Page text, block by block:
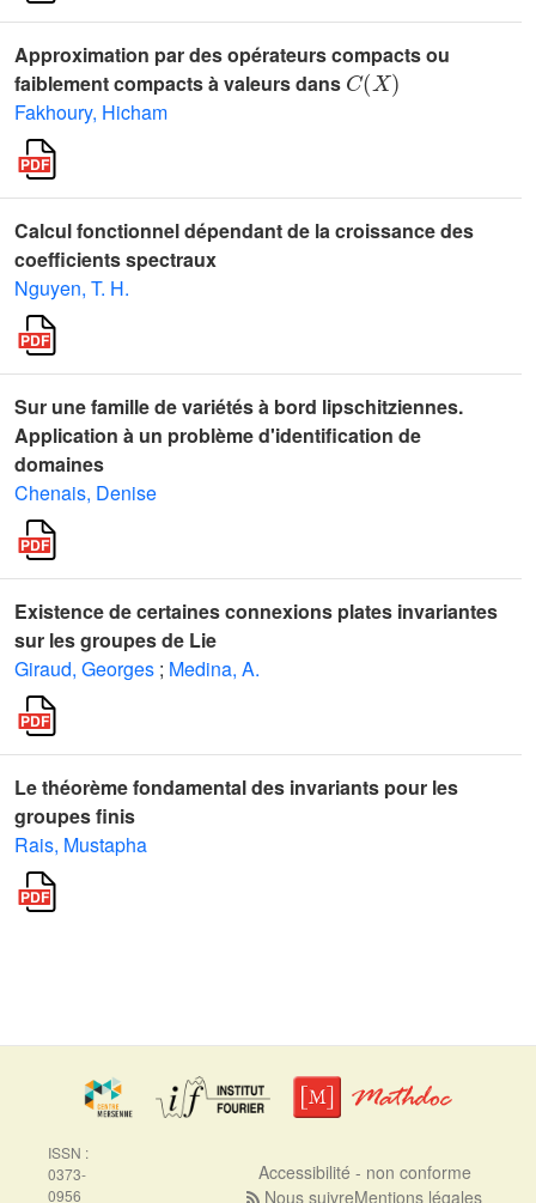
Approximation par des opérateurs compacts ou
faiblement compacts à valeurs dans
C(X)
Fakhoury, Hicham
Calcul fonctionnel dépendant de la croissance des
coefficients spectraux
Nguyen, T. H.
Sur une famille de variétés à bord lipschitziennes.
Application à un problème d'identification de
domaines
Chenais, Denise
Existence de certaines connexions plates invariantes
sur les groupes de Lie
Giraud, Georges ; Medina, A.
Le théorème fondamental des invariants pour les
groupes finis
Rais, Mustapha
ISSN :
0373-
0956
Accessibilité - non conforme
Nous suivreMentions légales